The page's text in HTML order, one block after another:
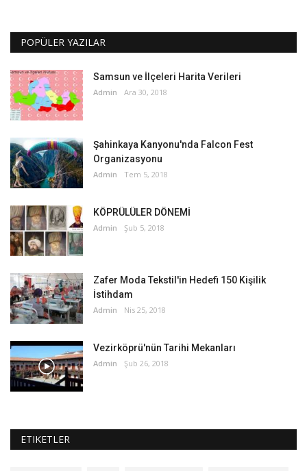
POPÜLER YAZILAR
Samsun ve İlçeleri Harita Verileri
Admin Ara 30, 2018
Şahinkaya Kanyonu'nda Falcon Fest
Organizasyonu
Admin Tem 5, 2018
KÖPRÜLÜLER DÖNEMİ
Admin Şub 5, 2018
Zafer Moda Tekstil'in Hedefi 150 Kişilik
İstihdam
Admin Nis 25, 2018
Vezirköprü'nün Tarihi Mekanları
Admin Şub 26, 2018
ETIKETLER